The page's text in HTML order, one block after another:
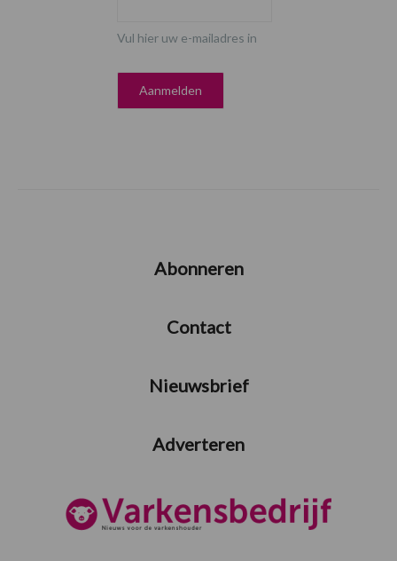
Vul hier uw e-mailadres in
Abonneren
Contact
Nieuwsbrief
Adverteren